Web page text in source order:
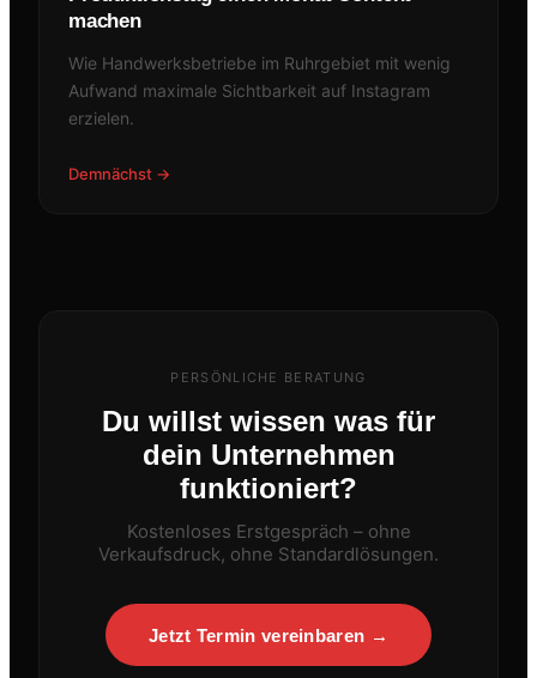
machen
Wie Handwerksbetriebe im Ruhrgebiet mit wenig
Aufwand maximale Sichtbarkeit auf Instagram
erzielen.
Demnächst →
PERSÖNLICHE BERATUNG
Du willst wissen was für
dein Unternehmen
funktioniert?
Kostenloses Erstgespräch – ohne
Verkaufsdruck, ohne Standardlösungen.
Jetzt Termin vereinbaren →